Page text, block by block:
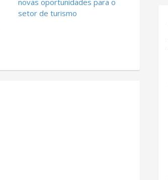
novas oportunidades para o
setor de turismo